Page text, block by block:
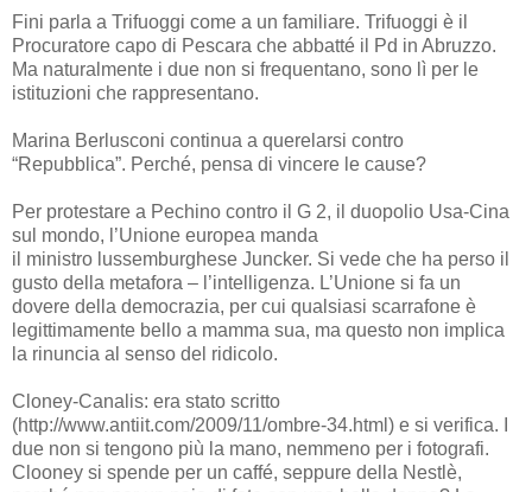
Fini parla a Trifuoggi come a un familiare. Trifuoggi è il
Procuratore capo di Pescara che abbatté il Pd in Abruzzo.
Ma naturalmente i due non si frequentano, sono lì per le
istituzioni che rappresentano.
Marina Berlusconi continua a querelarsi contro
“Repubblica”. Perché, pensa di vincere le cause?
Per protestare a Pechino contro il G 2, il duopolio Usa-Cina
sul mondo, l’Unione europea manda
il ministro lussemburghese Juncker. Si vede che ha perso il
gusto della metafora – l’intelligenza. L’Unione si fa un
dovere della democrazia, per cui qualsiasi scarrafone è
legittimamente bello a mamma sua, ma questo non implica
la rinuncia al senso del ridicolo.
Cloney-Canalis: era stato scritto
(http://www.antiit.com/2009/11/ombre-34.html) e si verifica. I
due non si tengono più la mano, nemmeno per i fotografi.
Clooney si spende per un caffé, seppure della Nestlè,